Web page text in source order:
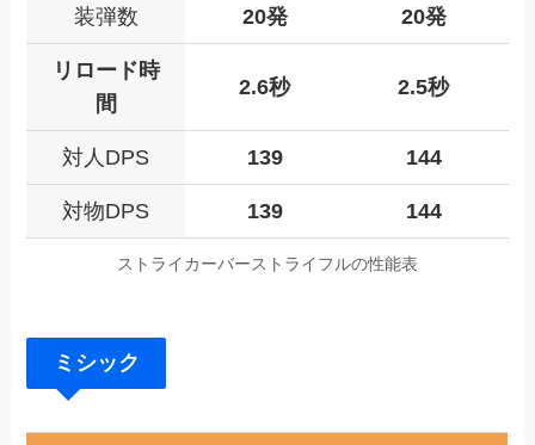
装弾数 20発 20発
リロード時
間
2.6秒 2.5秒
対人 DPS 139 144
対物DPS 139 144
ストライカーバーストライフルの性能表
ミシック